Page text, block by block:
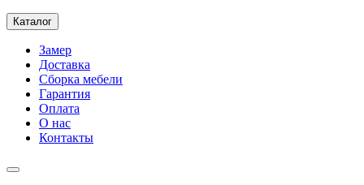
Каталог
Замер
Доставка
Сборка мебели
Гарантия
Оплата
О нас
Контакты